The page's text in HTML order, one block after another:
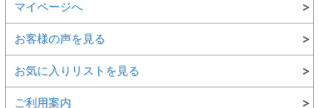
マイページへ
お客様の声を見る
お気に入りリストを見る
ご利用案内